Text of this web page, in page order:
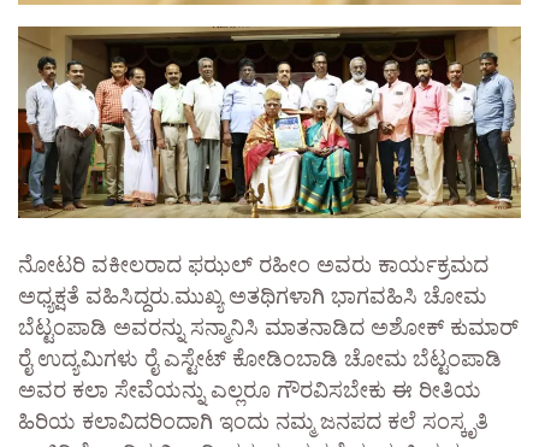
ನೋಟರಿ ವಕೀಲರಾದ ಫಝಲ್ ರಹೀಂ ಅವರು ಕಾರ್ಯಕ್ರಮದ
ಅಧ್ಯಕ್ಷತೆ ವಹಿಸಿದ್ದರು.ಮುಖ್ಯ ಅತಥಿಗಳಾಗಿ ಭಾಗವಹಿಸಿ ಚೋಮ
ಬೆಟ್ಟಂಪಾಡಿ ಅವರನ್ನು ಸನ್ಮಾನಿಸಿ ಮಾತನಾಡಿದ ಅಶೋಕ್ ಕುಮಾರ್
ರೈ ಉದ್ಯಮಿಗಳು ರೈ ಎಸ್ಟೇಟ್ ಕೋಡಿಂಬಾಡಿ ಚೋಮ ಬೆಟ್ಟಂಪಾಡಿ
ಅವರ ಕಲಾ ಸೇವೆಯನ್ನು ಎಲ್ಲರೂ ಗೌರವಿಸಬೇಕು ಈ ರೀತಿಯ
ಹಿರಿಯ ಕಲಾವಿದರಿಂದಾಗಿ ಇಂದು ನಮ್ಮ ಜನಪದ ಕಲೆ ಸಂಸ್ಕೃತಿ